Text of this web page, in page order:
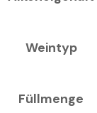
Weintyp
Füllmenge